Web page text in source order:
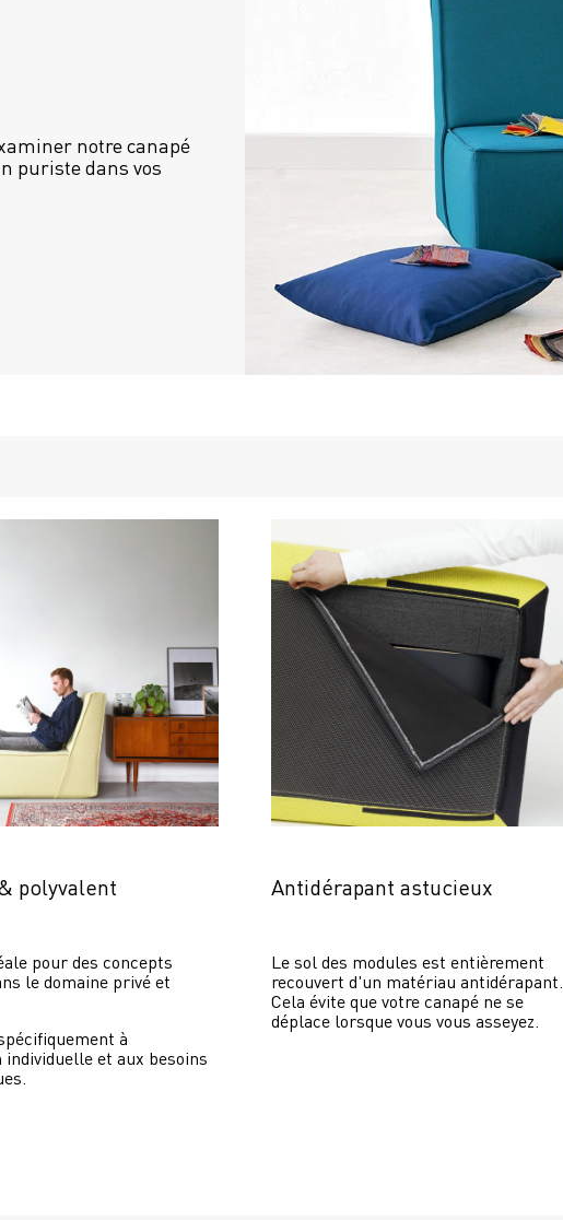
notre canapé
puriste dans vos
polyvalent
pour des concepts
le domaine privé et
à
et aux besoins
Antidérapant astucieux
Le sol des modules est entièrement
recouvert d'un matériau antidérapant.
Cela évite que votre canapé ne se
déplace lorsque vous vous asseyez.